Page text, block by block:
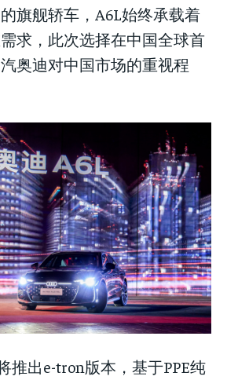
旗舰轿车，A6L始终承载着
求，此次选择在中国全球首
奥迪对中国市场的重视程
推出e-tron版本，基于PPE纯